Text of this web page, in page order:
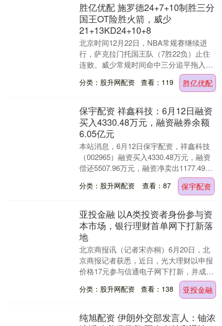
胜亿优配 施罗德24+7+10制胜三分
国王OT险胜火箭，威少
21+13KD24+10+8
北京时间12月22日，NBA常规赛继续进
行，萨克拉门托国王队（7胜22负）止住
连败。威少常规时间命中三分追平拖入加
时赛后胜亿优配，在加时赛还有3.1秒时命
中制胜....
分类：股升网配资 查看：119 胜亿优配
保宇配资 祥鑫科技：6月12日融资
买入4330.48万元，融资融券余额
6.05亿元
本站消息，6月12日保宇配资，祥鑫科技
（002965）融资买入4330.48万元，融资
偿还5507.96万元，融资净卖出1177.49万
分类：股升网配资 查看：87 保宇配资
亚投金融 以A类投资者身份参与资
本市场，银行理财首单网下打新落
地
北京商报讯（记者宋亦桐）6月20日，北
京商报记者获悉，近日，光大理财以申报
价格17元参与信通电子网下打新，并成功
入围有效报价，成为行业内首家参与网下
打新的银行理....
分类：股升网配资 查看：138 亚投金融
纯旭配资 伊朗外交部发言人：铀浓